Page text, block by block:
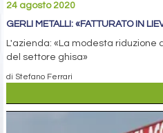
24 agosto 2020
GERLI METALLI: «FATTURATO IN
L'azienda: «La modesta
del settore ghisa»
di Stefano Ferrari